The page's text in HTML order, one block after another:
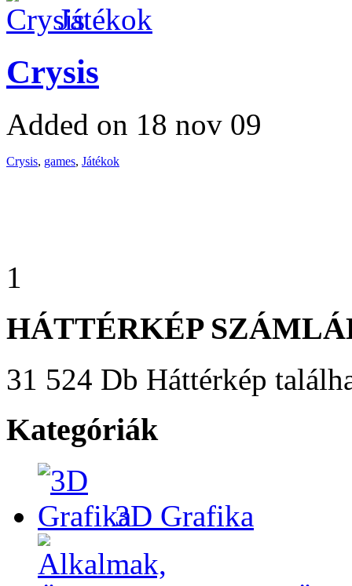
Játékok
Crysis
Added on 18 nov 09
Crysis, games, Játékok
1
HÁTTÉRKÉP
31 524 Db Háttérkép
Kategóriák
3D Grafika